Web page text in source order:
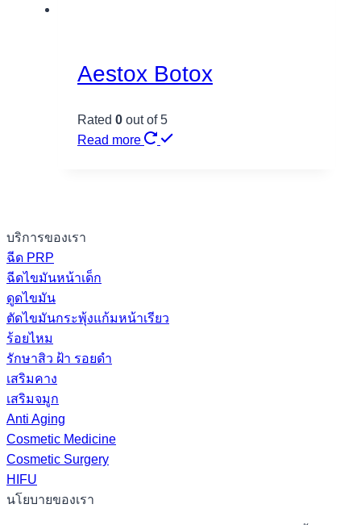
Aestox Botox
Rated 0 out of 5
Read more
บริการของเรา
ฉีด PRP
ฉีดไขมันหน้าเด็ก
ดูดไขมัน
ตัดไขมันกระพุ้งแก้มหน้าเรียว
ร้อยไหม
รักษาสิว ฝ้า รอยดำ
เสริมคาง
เสริมจมูก
Anti Aging
Cosmetic Medicine
Cosmetic Surgery
HIFU
นโยบายของเรา